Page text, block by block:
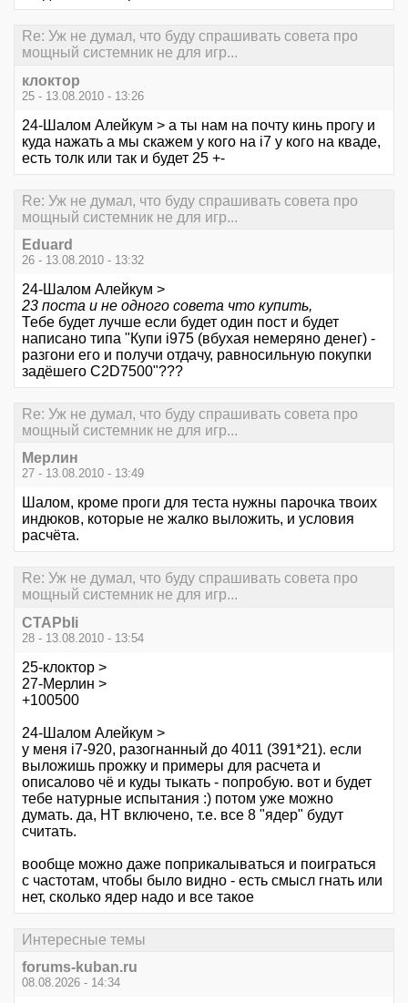
Re: Уж не думал, что буду спрашивать совета про
мощный системник не для игр...
клоктор
25 - 13.08.2010 - 13:26
24-Шалом Алейкум > а ты нам на почту кинь прогу и
куда нажать а мы скажем у кого на i7 у кого на кваде,
есть толк или так и будет 25 +-
Re: Уж не думал, что буду спрашивать совета про
мощный системник не для игр...
Eduard
26 - 13.08.2010 - 13:32
24-Шалом Алейкум >
23 поста и не одного совета что купить,
Тебе будет лучше если будет один пост и будет
написано типа "Купи i975 (вбухая немеряно денег) -
разгони его и получи отдачу, равносильную покупки
задёшего C2D7500"???
Re: Уж не думал, что буду спрашивать совета про
мощный системник не для игр...
Мерлин
27 - 13.08.2010 - 13:49
Шалом, кроме проги для теста нужны парочка твоих
индюков, которые не жалко выложить, и условия
расчёта.
Re: Уж не думал, что буду спрашивать совета про
мощный системник не для игр...
CTAPbIi
28 - 13.08.2010 - 13:54
25-клоктор >
27-Мерлин >
+100500
24-Шалом Алейкум >
у меня i7-920, разогнанный до 4011 (391*21). если
выложишь прожку и примеры для расчета и
описалово чё и куды тыкать - попробую. вот и будет
тебе натурные испытания :) потом уже можно
думать. да, НТ включено, т.е. все 8 "ядер" будут
считать.
вообще можно даже поприкалываться и поиграться
с частотам, чтобы было видно - есть смысл гнать или
нет, сколько ядер надо и все такое
Интересные темы
forums-kuban.ru
08.08.2026 - 14:34